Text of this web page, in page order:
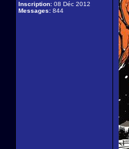
Inscription: 08 Déc 2012
Messages: 844